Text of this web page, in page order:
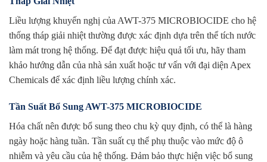
Liều lượng khuyến nghị của AWT-375 MICROBIOCIDE cho hệ
thống tháp giải nhiệt thường được xác định dựa trên thể tích nước
làm mát trong hệ thống. Để đạt được hiệu quả tối ưu, hãy tham
khảo hướng dẫn của nhà sản xuất hoặc tư vấn với đại diện Apex
Chemicals để xác định liều lượng chính xác.
Tần Suất Bổ Sung AWT-375 MICROBIOCIDE
Hóa chất nên được bổ sung theo chu kỳ quy định, có thể là hàng
ngày hoặc hàng tuần. Tần suất cụ thể phụ thuộc vào mức độ ô
nhiễm và yêu cầu của hệ thống. Đảm bảo thực hiện việc bổ sung